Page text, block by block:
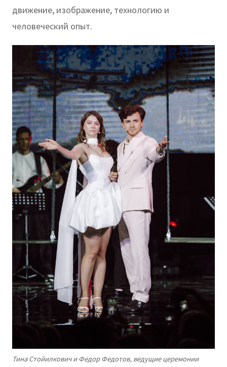
движение, изображение, технологию и
человеческий опыт.
Тина Стойилкович и Федор Федотов, ведущие церемонии